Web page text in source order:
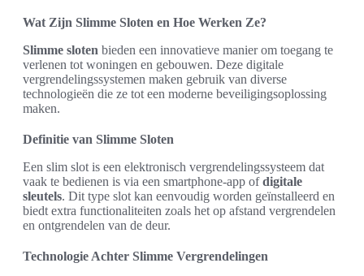
Wat Zijn Slimme Sloten en Hoe Werken Ze?
Slimme sloten bieden een innovatieve manier om toegang te
verlenen tot woningen en gebouwen. Deze digitale
vergrendelingssystemen maken gebruik van diverse
technologieën die ze tot een moderne beveiligingsoplossing
maken.
Definitie van Slimme Sloten
Een slim slot is een elektronisch vergrendelingssysteem dat
vaak te bedienen is via een smartphone-app ofdigitale
sleutels. Dit type slot kan eenvoudig worden geïnstalleerd en
biedt extra functionaliteiten zoals het op afstand vergrendelen
en ontgrendelen van de deur.
Technologie Achter Slimme Vergrendelingen